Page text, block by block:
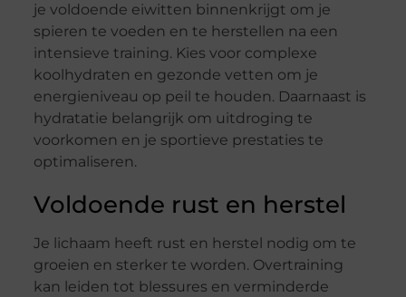
je voldoende eiwitten binnenkrijgt om je
spieren te voeden en te herstellen na een
intensieve training. Kies voor complexe
koolhydraten en gezonde vetten om je
energieniveau op peil te houden. Daarnaast is
hydratatie belangrijk om uitdroging te
voorkomen en je sportieve prestaties te
optimaliseren.
Voldoende rust en herstel
Je lichaam heeft rust en herstel nodig om te
groeien en sterker te worden. Overtraining
kan leiden tot blessures en verminderde